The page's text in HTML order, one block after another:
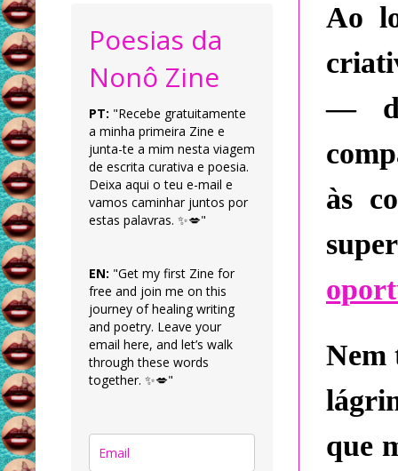
Ao
—
às
Nem
que
Poesias da
Nonô Zine
PT: "Recebe gratuitamente
a minha primeira Zine e
junta-te a mim nesta viagem
de escrita curativa e poesia.
Deixa aqui o teu e-mail e
vamos caminhar juntos por
estas palavras. ✨💋"
EN: "Get my first Zine for
free and join me on this
journey of healing writing
and poetry. Leave your
email here, and let’s walk
through these words
together. ✨💋"